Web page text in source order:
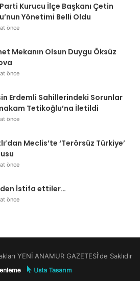
Kurucu İlçe Başkanı Çetin
Yönetimi Belli Oldu
önce
Mekanın Olsun Duygu Öksüz
önce
Erdemli Sahillerindeki Sorunlar
Tetikoğlu’na İletildi
önce
Meclis’te ‘Terörsüz Türkiye’
önce
İstifa ettiler…
önce
YENİ ANAMUR GAZETESİ'de Saklıdır